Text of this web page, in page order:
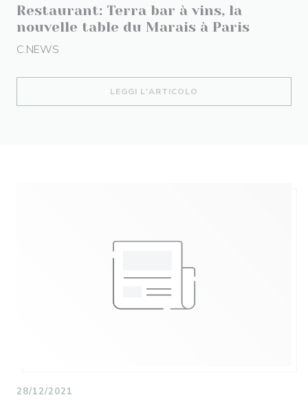
Restaurant: Terra bar à vins, la
nouvelle table du Marais à Paris
C.NEWS
LEGGI L'ARTICOLO
28/12/2021